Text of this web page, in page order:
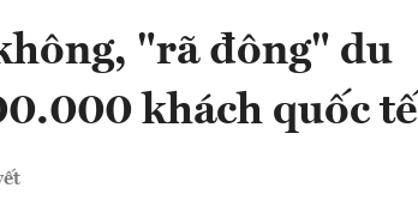
"rã đông" du
khách quốc tế